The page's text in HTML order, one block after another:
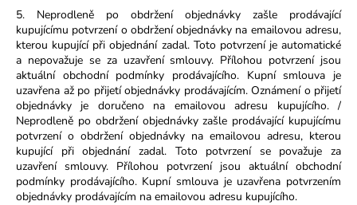
5. Neprodleně po obdržení objednávky zašle prodávající
kupujícímu potvrzení o obdržení objednávky na emailovou adresu,
kterou kupující při objednání zadal. Toto potvrzení je automatické
a nepovažuje se za uzavření smlouvy. Přílohou potvrzení jsou
aktuální obchodní podmínky prodávajícího. Kupní smlouva je
uzavřena až po přijetí objednávky prodávajícím. Oznámení o přijetí
objednávky je doručeno na emailovou adresu kupujícího. /
Neprodleně po obdržení objednávky zašle prodávající kupujícímu
potvrzení o obdržení objednávky na emailovou adresu, kterou
kupující při objednání zadal. Toto potvrzení se považuje za
uzavření smlouvy. Přílohou potvrzení jsou aktuální obchodní
podmínky prodávajícího. Kupní smlouva je uzavřena potvrzením
objednávky prodávajícím na emailovou adresu kupujícího.